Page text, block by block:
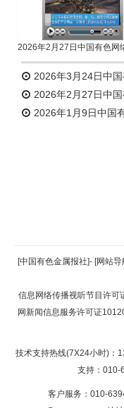
2026年3月24日中
2026年2月27日中
2026年1月9日中国
[中国有色金属报社]- [网站导
信息网络传播视听节目许可
网新闻信息服务许可证
技术支持热线(7X24小时)：
支持：010-
客户服务：010-